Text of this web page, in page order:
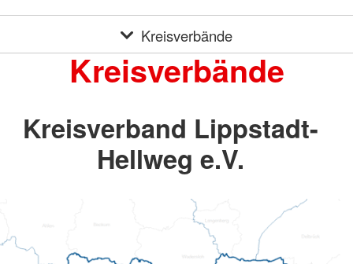
Kreisverbände
Kreisverbände
Kreisverband Lippstadt-
Hellweg e.V.